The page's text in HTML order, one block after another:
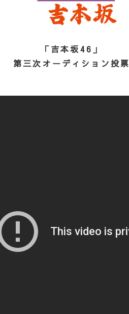
「吉本坂46」
第三次オーディション投票